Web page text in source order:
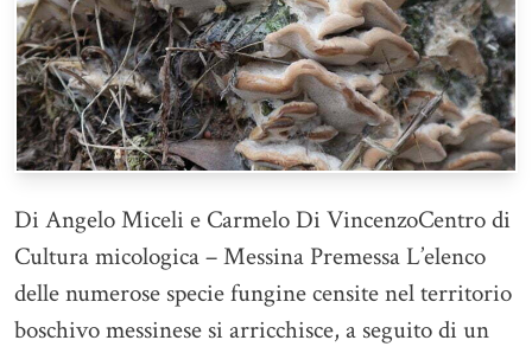
Di Angelo Miceli e Carmelo Di VincenzoCentro di
Cultura micologica – Messina Premessa L’elenco
delle numerose specie fungine censite nel territorio
boschivo messinese si arricchisce, a seguito di un